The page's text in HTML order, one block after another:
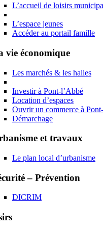
L’accueil de loisirs
L’espace jeunes
Accéder au portail famille
vie économique
Les marchés & les halles
Investir à Pont-l’Abbé
Location d’espaces
Ouvrir un commerce à
Démarchage
et travaux
Le plan local d’urbanisme
– Prévention
DICRIM